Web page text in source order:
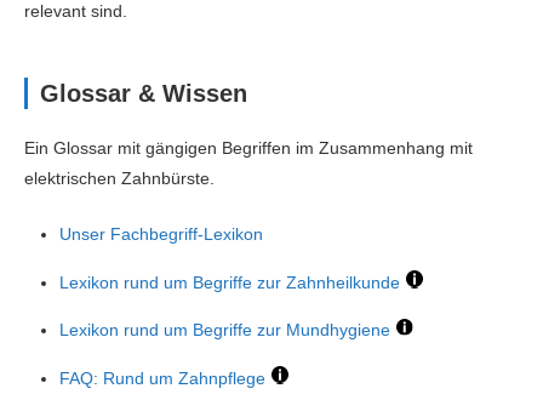
relevant sind.
Glossar & Wissen
Ein Glossar mit gängigen Begriffen im Zusammenhang mit
elektrischen Zahnbürste.
Unser Fachbegriff-Lexikon
Lexikon rund um Begriffe zur Zahnheilkunde
Lexikon rund um Begriffe zur Mundhygiene
FAQ: Rund um Zahnpflege